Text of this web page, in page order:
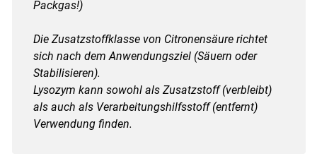
Packgas!)
Die Zusatzstoffklasse von Citronensäure richtet
sich nach dem Anwendungsziel (Säuern oder
Stabilisieren).
Lysozym kann sowohl als Zusatzstoff (verbleibt)
als auch als Verarbeitungshilfsstoff (entfernt)
Verwendung finden.